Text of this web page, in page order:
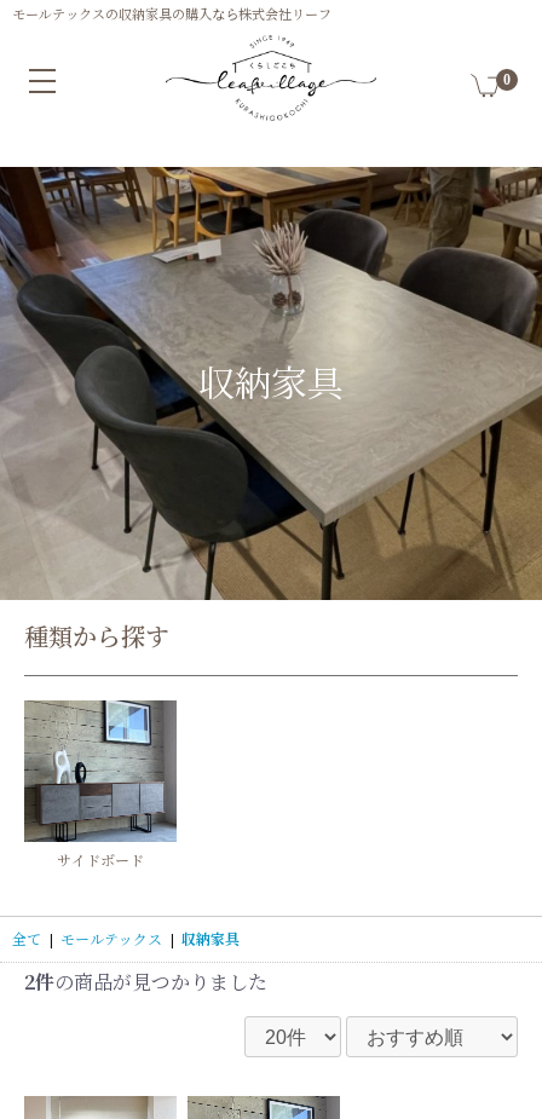
0
収納家具
種類から探す
サイドボード
全て | モールテックス | 収納家具
2件の商品が見つかりました